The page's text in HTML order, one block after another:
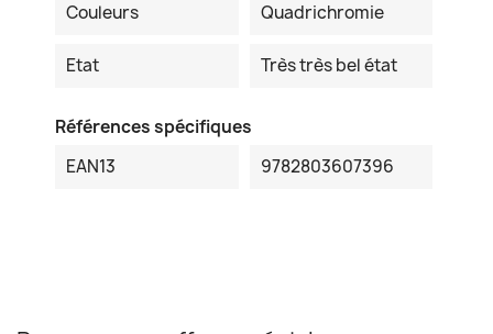
Couleurs Quadrichromie
Etat Très très bel état
Références spécifiques
EAN13
9782803607396